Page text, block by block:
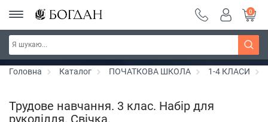
РОЗПРОДАЖ ~ 150 грн ~ 200 грн ~ 250 грн ~
300 грн ~ РОЗПРОДАЖ
Дізнатись більше
0
Головна Каталог ПОЧАТКОВА ШКОЛА 1-4 КЛАСИ
Трудове навчання. 3 клас. Набір для
рукоділля. Свічка.